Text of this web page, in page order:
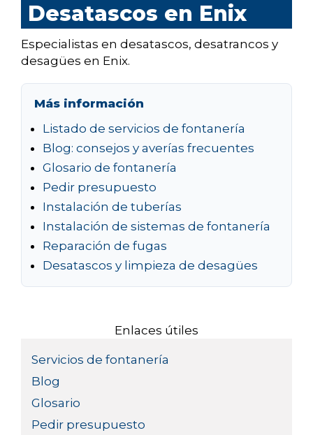
Desatascos en Enix
Especialistas en desatascos, desatrancos y
desagües en Enix.
Más información
Listado de servicios de fontanería
Blog: consejos y averías frecuentes
Glosario de fontanería
Pedir presupuesto
Instalación de tuberías
Instalación de sistemas de fontanería
Reparación de fugas
Desatascos y limpieza de desagües
Enlaces útiles
Servicios de fontanería
Blog
Glosario
Pedir presupuesto